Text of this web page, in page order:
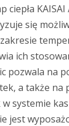
ciepła KAISAI
się
ich
pozwala na
a także na
systemie
jest